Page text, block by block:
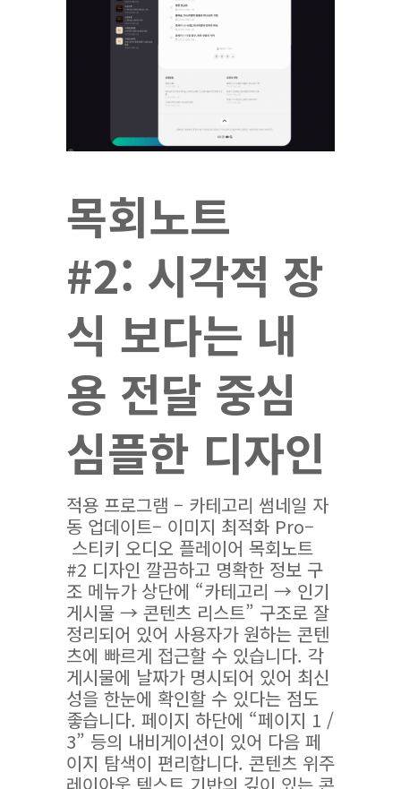
목회노트
#2: 시각적 장
식 보다는 내
용 전달 중심
심플한 디자인
적용 프로그램 – 카테고리 썸네일 자
동 업데이트– 이미지 최적화 Pro–
스티키 오디오 플레이어 목회노트
#2 디자인 깔끔하고 명확한 정보 구
조 메뉴가 상단에 “카테고리 → 인기
게시물 → 콘텐츠 리스트” 구조로 잘
정리되어 있어 사용자가 원하는 콘텐
츠에 빠르게 접근할 수 있습니다. 각
게시물에 날짜가 명시되어 있어 최신
성을 한눈에 확인할 수 있다는 점도
좋습니다. 페이지 하단에 “페이지 1 /
3” 등의 내비게이션이 있어 다음 페
이지 탐색이 편리합니다. 콘텐츠 위주